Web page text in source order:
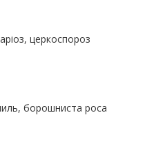
церкоспороз
борошниста роса